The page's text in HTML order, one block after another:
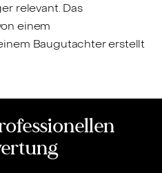
relevant. Das
einem
Baugutachter erstellt